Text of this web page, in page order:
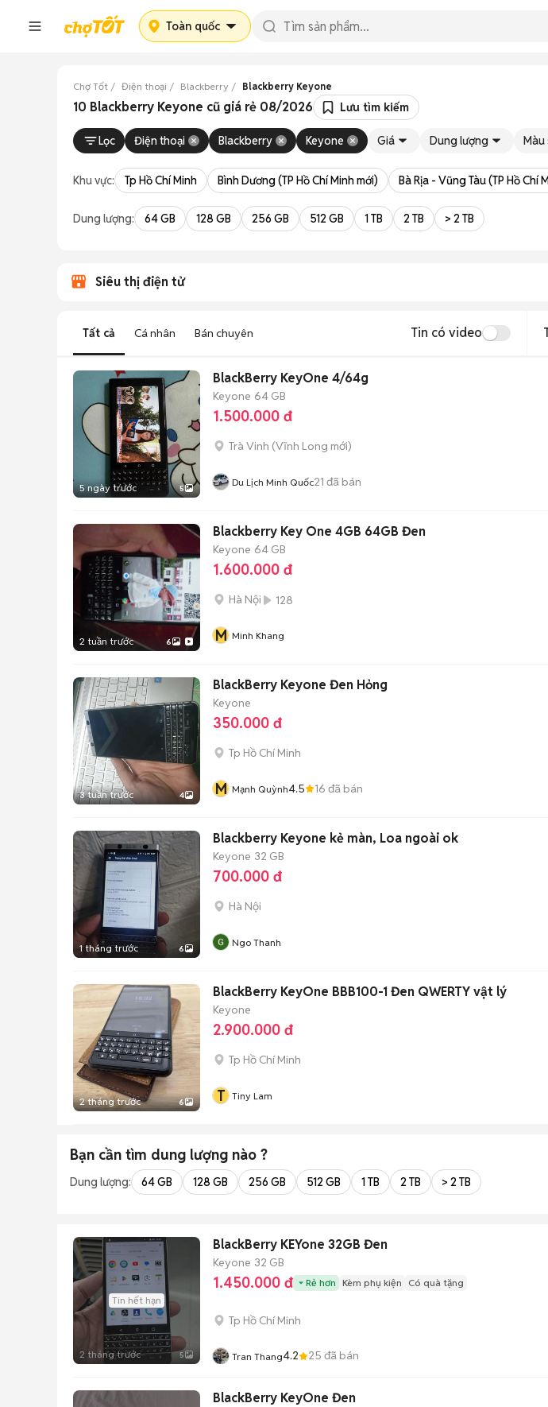
Toàn quốc
Chợ Tốt Điện thoại Blackberry Blackberry Keyone
10 Blackberry Keyone cũ giá rẻ 08/2026 Lưu tìm kiếm
Lọc Điện thoại Blackberry Keyone Giá Dung lượng Màu
Khu vực: Tp Hồ Chí Minh Bình Dương (TP Hồ Chí Minh mới) Bà Rịa - Vũng Tàu (TP Hồ Chí
Dung lượng: 64 GB 128 GB 256 GB 512 GB 1 TB 2 TB > 2 TB
Siêu thị điện tử
Tất cả Cá nhân Bán chuyên Tin có video
5 ngày trước 5
BlackBerry KeyOne 4/64g
Keyone 64 GB
1.500.000 đ
Trà Vinh (Vĩnh Long mới)
Du Lịch Minh Quốc21 đã bán
2 tuần trước 6
Blackberry Key One 4GB 64GB Đen
Keyone 64 GB
1.600.000 đ
Hà Nội 128
M Minh Khang
3 tuần trước 4
BlackBerry Keyone Đen Hỏng
Keyone
350.000 đ
Tp Hồ Chí Minh
M Mạnh Quỳnh4.5 16 đã bán
1 tháng trước 6
Blackberry Keyone kẻ màn, Loa ngoài ok
Keyone 32 GB
700.000 đ
Hà Nội
Ngo Thanh
2 tháng trước 6
BlackBerry KeyOne BBB100-1 Đen QWERTY vật lý
Keyone
2.900.000 đ
Tp Hồ Chí Minh
T Tiny Lam
Bạn cần tìm dung lượng nào ?
Dung lượng: 64 GB 128 GB 256 GB 512 GB 1 TB 2 TB > 2 TB
Tin hết hạn
2 tháng trước 5
BlackBerry KEYone 32GB Đen
Keyone 32 GB
1.450.000 đ Rẻ hơn Kèm phụ kiện Có quà tặng
Tp Hồ Chí Minh
Tran Thang4.2 25 đã bán
BlackBerry KeyOne Đen